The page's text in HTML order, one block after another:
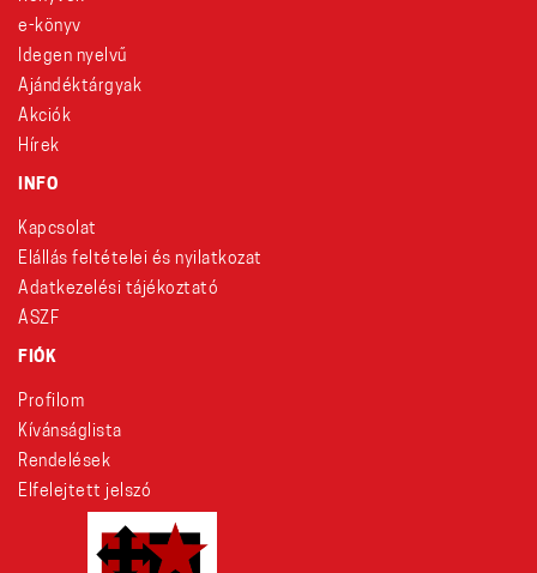
e-könyv
Idegen nyelvű
Ajándéktárgyak
Akciók
Hírek
INFO
Kapcsolat
Elállás feltételei és nyilatkozat
Adatkezelési tájékoztató
ÁSZF
FIÓK
Profilom
Kívánságlista
Rendelések
Elfelejtett jelszó